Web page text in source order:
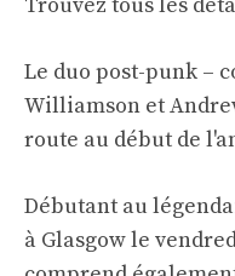
Trouvez tous les
Le duo post-punk –
Williamson et
route au début de
Débutant au
à Glasgow le